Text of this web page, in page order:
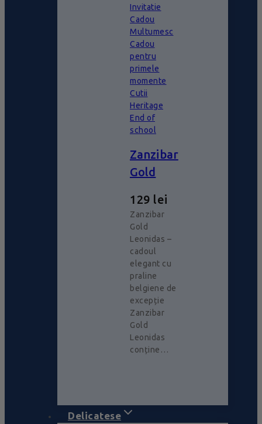
Invitatie
Cadou
Multumesc
Cadou
pentru
primele
momente
Cutii
Heritage
End of
school
Zanzibar
Gold
129 lei
Zanzibar
Gold
Leonidas –
cadoul
elegant cu
praline
belgiene de
excepție
Zanzibar
Gold
Leonidas
conține…
Delicatese